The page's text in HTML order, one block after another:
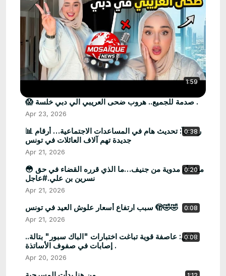
1:59
😱 صدمة للجميع.. هروب ضحى العريبي الي دبي خلسة .
Apr 23, 2026
0:38
📊 رسمياً: تحديث هام في المساعدات الاجتماعية… أرقام
جديدة تهم آلاف العائلات في تونس
Apr 21, 2026
0:20
😳 مفاجأة مدوية من جنيف…ما الذي قرره القضاء في حق
نسرين بن علي.#عاجل
Apr 21, 2026
0:08 سبب ارتفاع أسعار علوش العيد في تونس 🫣🤣🤣
Apr 21, 2026
0:08
عاجل: عاصفة قوية تباغت اختبارات "الباك سبور" بتالة..
إصابات في صفوف الأساتذة .
Apr 20, 2026